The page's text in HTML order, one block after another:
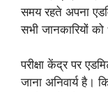
समय रहते अपना
सभी जानकारियों
परीक्षा केंद्र पर
जाना अनिवार्य है।